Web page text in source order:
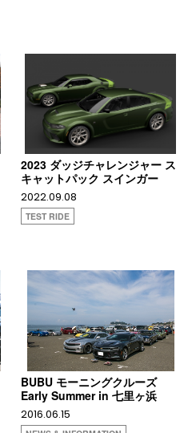
2023 ダッジチャレンジャー ス
キャットパック スインガー
2022.09.08
TEST RIDE
BUBU モーニングクルーズ
Early Summer in 七里ヶ浜
2016.06.15